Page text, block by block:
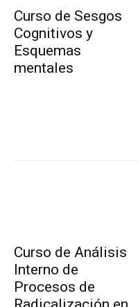
Curso de Sesgos
Cognitivos y
Esquemas
mentales
Curso de Análisis
Interno de
Procesos de